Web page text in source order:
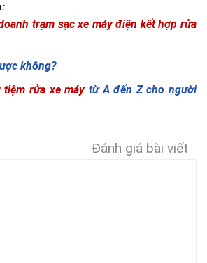
trạm sạc xe máy điện kết hợp rửa
không?
tiệm rửa xe máytừ A đến Z cho người
Đánh giá bài viết